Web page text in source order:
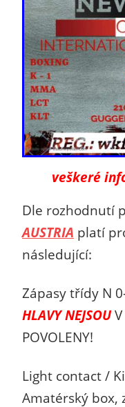
veškeré
Dle rozhodnutí
AUSTRIA platí
následující:
Zápasy třídy N
HLAVY NEJSOUV
POVOLENY!
Light contact /
Amatérský box,